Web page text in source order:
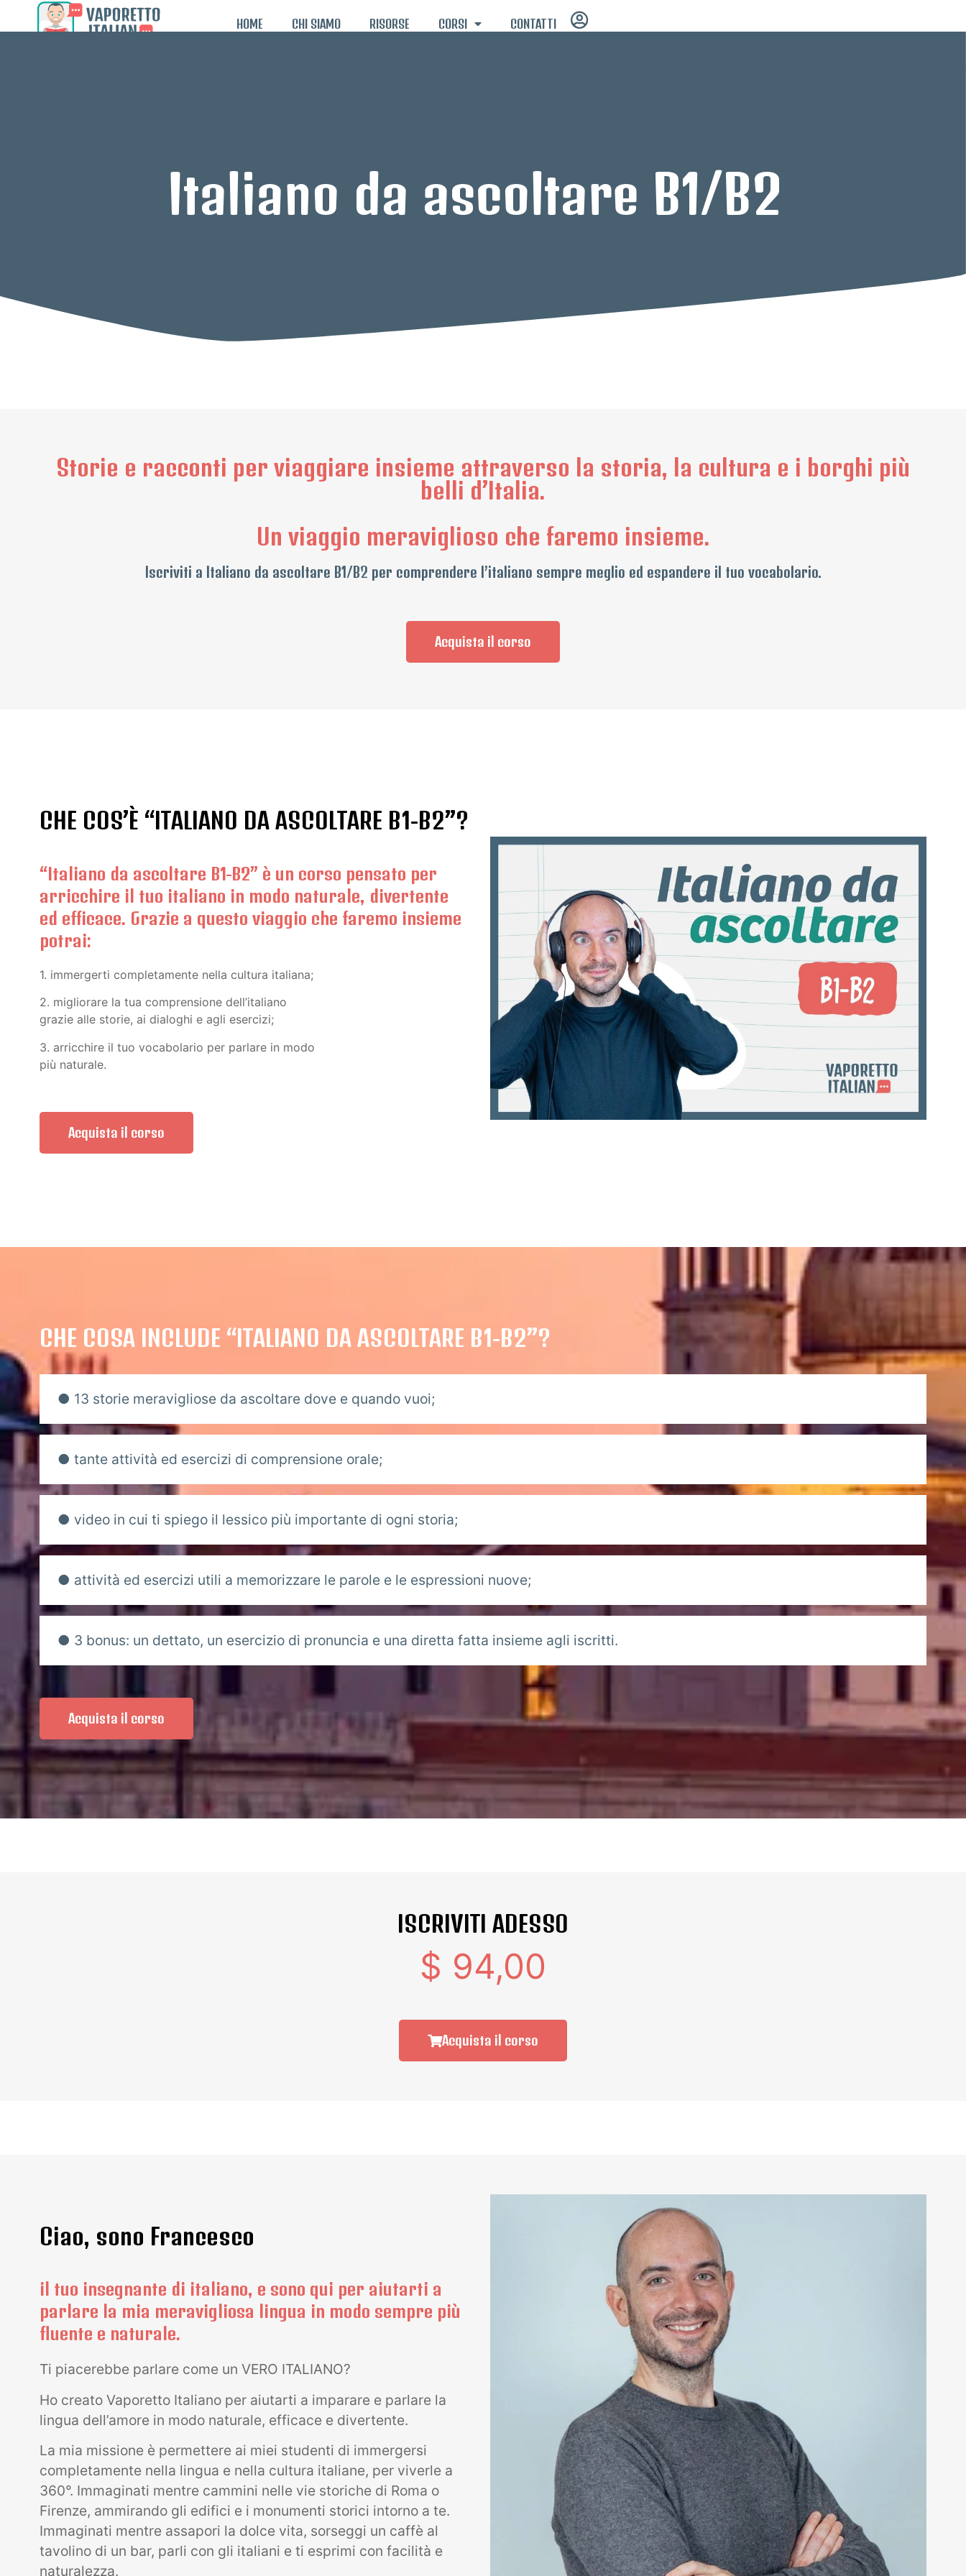
HOME CHI SIAMO RISORSE CORSI CONTATTI
Italiano da ascoltare B1/B2
Storie e racconti per viaggiare insieme attraverso la storia, la cultura e i borghi più
belli d’Italia.
Un viaggio meraviglioso che faremo insieme.
Iscriviti a Italiano da ascoltare B1/B2 per comprendere l’italiano sempre meglio ed espandere il tuo vocabolario.
Acquista il corso
CHE COS’È “ITALIANO DA ASCOLTARE B1-B2”?
“Italiano da ascoltare B1-B2” è un corso pensato per
arricchire il tuo italiano in modo naturale, divertente
ed efficace. Grazie a questo viaggio che faremo insieme
potrai:
1. immergerti completamente nella cultura italiana;
2. migliorare la tua comprensione dell’italiano
grazie alle storie, ai dialoghi e agli esercizi;
3. arricchire il tuo vocabolario per parlare in modo
più naturale.
Acquista il corso
CHE COSA INCLUDE “ITALIANO DA ASCOLTARE B1-B2”?
● 13 storie meravigliose da ascoltare dove e quando vuoi;
● tante attività ed esercizi di comprensione orale;
● video in cui ti spiego il lessico più importante di ogni storia;
● attività ed esercizi utili a memorizzare le parole e le espressioni nuove;
● 3 bonus: un dettato, un esercizio di pronuncia e una diretta fatta insieme agli iscritti.
Acquista il corso
ISCRIVITI ADESSO
$ 94,00
Acquista il corso
Ciao, sono Francesco
il tuo insegnante di italiano, e sono qui per aiutarti a
parlare la mia meravigliosa lingua in modo sempre più
fluente e naturale.
Ti piacerebbe parlare come un VERO ITALIANO?
Ho creato Vaporetto Italiano per aiutarti a imparare e parlare la
lingua dell’amore in modo naturale, efficace e divertente.
La mia missione è permettere ai miei studenti di immergersi
completamente nella lingua e nella cultura italiane, per viverle a
360°. Immaginati mentre cammini nelle vie storiche di Roma o
Firenze, ammirando gli edifici e i monumenti storici intorno a te.
Immaginati mentre assapori la dolce vita, sorseggi un caffè al
tavolino di un bar, parli con gli italiani e ti esprimi con facilità e
naturalezza.